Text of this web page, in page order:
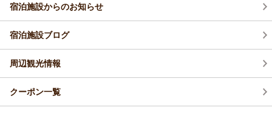
宿泊施設からのお知らせ
宿泊施設ブログ
周辺観光情報
クーポン一覧